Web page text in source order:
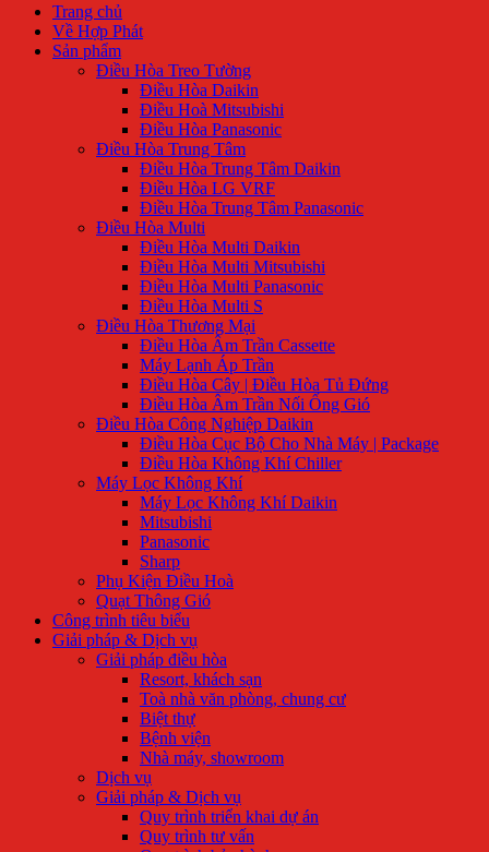
Trang chủ
Về Hợp Phát
Sản phẩm
Điều Hòa Treo Tường
Điều Hòa Daikin
Điều Hoà Mitsubishi
Điều Hòa Panasonic
Điều Hòa Trung Tâm
Điều Hòa Trung Tâm Daikin
Điều Hòa LG VRF
Điều Hòa Trung Tâm Panasonic
Điều Hòa Multi
Điều Hòa Multi Daikin
Điều Hòa Multi Mitsubishi
Điều Hòa Multi Panasonic
Điều Hòa Multi S
Điều Hòa Thương Mại
Điều Hòa Âm Trần Cassette
Máy Lạnh Áp Trần
Điều Hòa Cây | Điều Hòa Tủ Đứng
Điều Hòa Âm Trần Nối Ống Gió
Điều Hòa Công Nghiệp Daikin
Điều Hòa Cục Bộ Cho Nhà Máy | Package
Điều Hòa Không Khí Chiller
Máy Lọc Không Khí
Máy Lọc Không Khí Daikin
Mitsubishi
Panasonic
Sharp
Phụ Kiện Điều Hoà
Quạt Thông Gió
Công trình tiêu biểu
Giải pháp & Dịch vụ
Giải pháp điều hòa
Resort, khách sạn
Toà nhà văn phòng, chung cư
Biệt thự
Bệnh viện
Nhà máy, showroom
Dịch vụ
Giải pháp & Dịch vụ
Quy trình triển khai dự án
Quy trình tư vấn